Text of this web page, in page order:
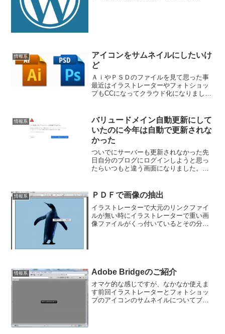
情報系
アイコンをサムネイルにしたいけ
ど
ＡｉやＰＳＤのファイルを見て思った事
最近はイラストレーターやフォトショッ
プもCCになってクラウド化になりました
用者がいると思います。Windows版のCS
を利用してい...
情報系
バリュードメイン自動更新にして
いたのに今年は自動で更新されな
かった
ついでにサーバーも更新されなかった先
日自分のブログにログインしようと思っ
たらいつもと違う画面になりました。あ
てみましたが、一向に解決出来ません。
このブログだけがどうもロ...
情報系 ＰＤＦで画像の抽出
イラストレーターで大元のリンクファイ
ルが無い時にイラストレーターで重い画
像ファイルがくっ付いているとその分重
情報系 Adobe Bridgeのご紹介
オマケ的な感じですが、なかなか使えま
す前回イラストレーターとフォトショッ
プのアイコンのサムネイルについてブリ